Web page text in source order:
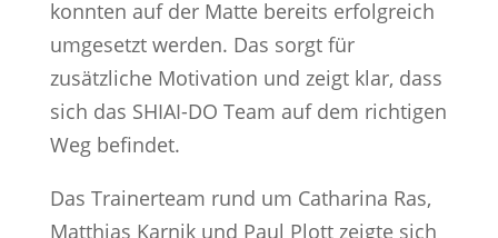
konnten auf der Matte bereits erfolgreich
umgesetzt werden. Das sorgt für
zusätzliche Motivation und zeigt klar, dass
sich das SHIAI-DO Team auf dem richtigen
Weg befindet.
Das Trainerteam rund um Catharina Ras,
Matthias Karnik und Paul Plott zeigte sich